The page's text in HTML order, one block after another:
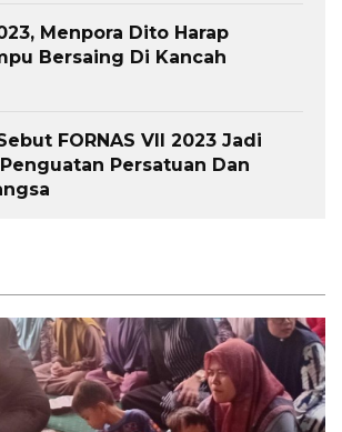
Menpora Dito Harap
Bersaing Di Kancah
FORNAS VII 2023 Jadi
Persatuan Dan